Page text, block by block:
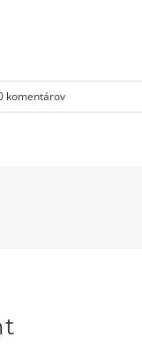
komentárov